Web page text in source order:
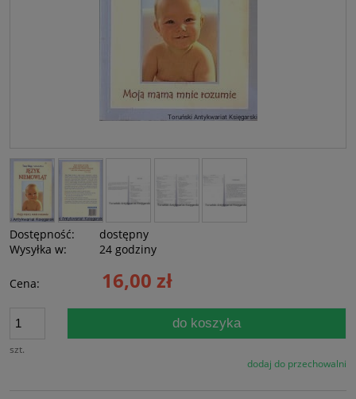
Dostępność:
dostępny
Wysyłka w:
24 godziny
Cena: 16,00 zł
szt.
do koszyka
dodaj do przechowalni